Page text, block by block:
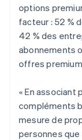
options
facteur : 52 %
42 % des
abonnements
offres
« En associant
compléments
mesure de
personnes